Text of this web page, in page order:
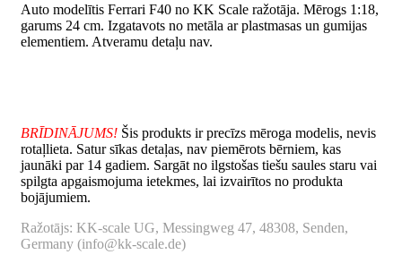
Auto modelītis Ferrari F40 no KK Scale ražotāja. Mērogs 1:18,
garums 24 cm. Izgatavots no metāla ar plastmasas un gumijas
elementiem. Atveramu detaļu nav.
BRĪDINĀJUMS! Šis produkts ir precīzs mēroga modelis, nevis
rotaļlieta. Satur sīkas detaļas, nav piemērots bērniem, kas
jaunāki par 14 gadiem. Sargāt no ilgstošas tiešu saules staru vai
spilgta apgaismojuma ietekmes, lai izvairītos no produkta
bojājumiem.
Ražotājs: KK-scale UG, Messingweg 47, 48308, Senden,
Germany (info@kk-scale.de)